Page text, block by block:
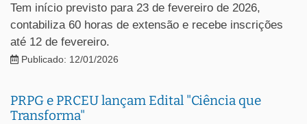
Tem início previsto para 23 de fevereiro de 2026,
contabiliza 60 horas de extensão e recebe inscrições
até 12 de fevereiro.
Publicado: 12/01/2026
PRPG e PRCEU lançam Edital "Ciência que
Transforma"